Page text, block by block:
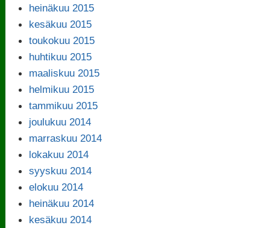
heinäkuu 2015
kesäkuu 2015
toukokuu 2015
huhtikuu 2015
maaliskuu 2015
helmikuu 2015
tammikuu 2015
joulukuu 2014
marraskuu 2014
lokakuu 2014
syyskuu 2014
elokuu 2014
heinäkuu 2014
kesäkuu 2014